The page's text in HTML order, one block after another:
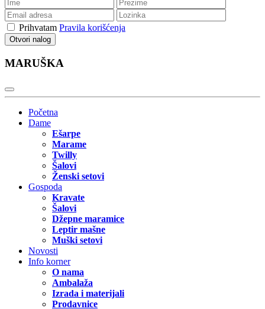
Prihvatam Pravila korišćenja
Otvori nalog
MARUŠKA
Početna
Dame
Ešarpe
Marame
Twilly
Šalovi
Ženski setovi
Gospoda
Kravate
Šalovi
Džepne maramice
Leptir mašne
Muški setovi
Novosti
Info korner
O nama
Ambalaža
Izrada i materijali
Prodavnice